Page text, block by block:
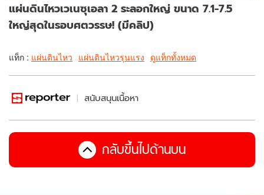
แผ่นดินไหวเวเนซุเอลา 2 ระลอกใหญ่ ขนาด 7.1-7.5
ใหญ่สุดในรอบศตวรรษ! (มีคลิป)
แท็ก : แผ่นดินไหว แผ่นดินไหวรุนแรง ดูแท็กทั้งหมด
สนับสนุนเนื้อหา
กลับขึ้นไปด้านบน